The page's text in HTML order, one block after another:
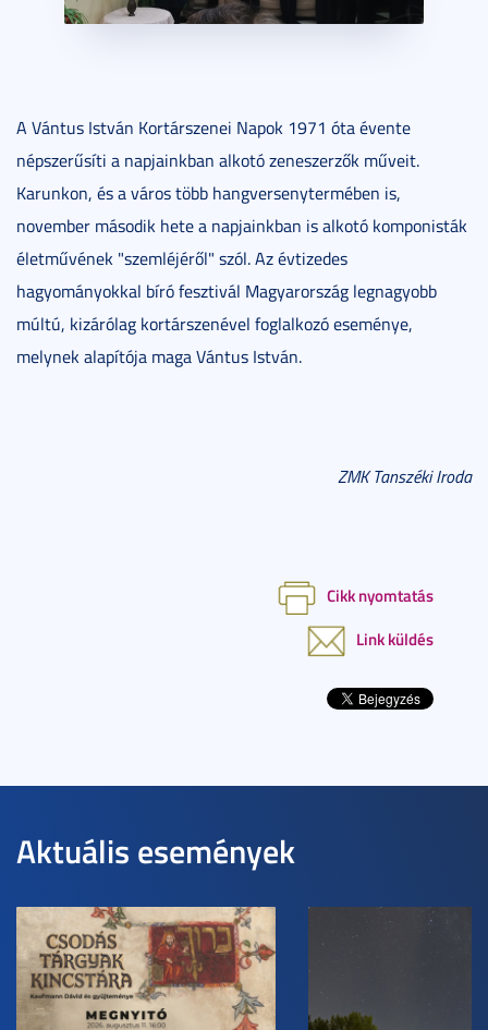
A Vántus István Kortárszenei Napok 1971 óta évente
népszerűsíti a napjainkban alkotó zeneszerzők műveit.
Karunkon, és a város több hangversenytermében is,
november második hete a napjainkban is alkotó komponisták
életművének "szemléjéről" szól. Az évtizedes
hagyományokkal bíró fesztivál Magyarország legnagyobb
múltú, kizárólag kortárszenével foglalkozó eseménye,
melynek alapítója maga Vántus István.
ZMK Tanszéki Iroda
Cikk nyomtatás
Link küldés
Aktuális események